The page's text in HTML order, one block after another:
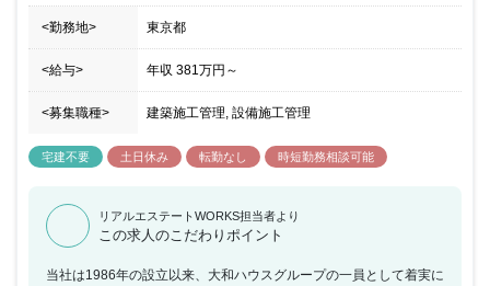
<勤務地> 東京都
<給与> 年収 381万円 ～
<募集職種> 建築施工管理, 設備施工管理
宅建不要 土日休み 転勤なし 時短勤務相談可能
リアルエステートWORKS担当者より
この求人のこだわりポイント
当社は1986年の設立以来、大和ハウスグループの一員として着実に